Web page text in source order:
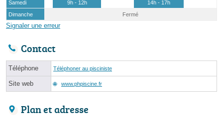
Samedi
9h - 12h
14h - 17h
Dimanche
Fermé
Signaler une erreur
Contact
Téléphone Téléphoner au pisciniste
Site web www.phpiscine.fr
Plan et adresse